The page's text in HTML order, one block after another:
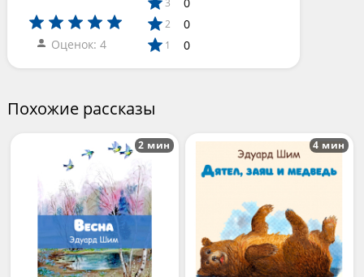
Оценок: 4
2 0
1 0
Похожие рассказы
2 мин 4 мин